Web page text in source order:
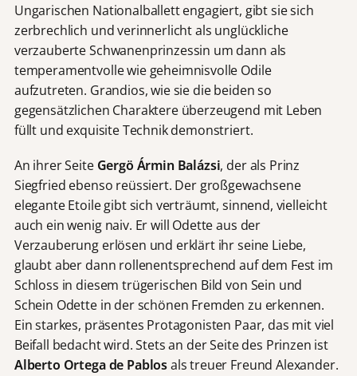
Ungarischen Nationalballett engagiert, gibt sie sich
zerbrechlich und verinnerlicht als unglückliche
verzauberte Schwanenprinzessin um dann als
temperamentvolle wie geheimnisvolle Odile
aufzutreten. Grandios, wie sie die beiden so
gegensätzlichen Charaktere überzeugend mit Leben
füllt und exquisite Technik demonstriert.
An ihrer Seite Gergö Ármin Balázsi, der als Prinz
Siegfried ebenso reüssiert. Der großgewachsene
elegante Etoile gibt sich verträumt, sinnend, vielleicht
auch ein wenig naiv. Er will Odette aus der
Verzauberung erlösen und erklärt ihr seine Liebe,
glaubt aber dann rollenentsprechend auf dem Fest im
Schloss in diesem trügerischen Bild von Sein und
Schein Odette in der schönen Fremden zu erkennen.
Ein starkes, präsentes Protagonisten Paar, das mit viel
Beifall bedacht wird. Stets an der Seite des Prinzen ist
Alberto Ortega de Pablosals treuer Freund Alexander.